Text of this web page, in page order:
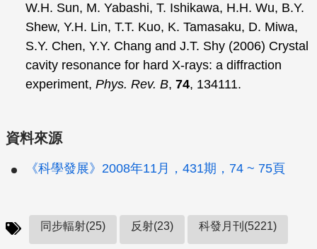
W.H. Sun, M. Yabashi, T. Ishikawa, H.H. Wu, B.Y.
Shew, Y.H. Lin, T.T. Kuo, K. Tamasaku, D. Miwa,
S.Y. Chen, Y.Y. Chang and J.T. Shy (2006) Crystal
cavity resonance for hard X-rays: a diffraction
experiment, Phys. Rev. B, 74, 134111.
資料來源
《科學發展》2008年11月，431期，74 ~ 75頁
同步輻射(25) 反射(23) 科發月刊(5221)